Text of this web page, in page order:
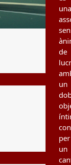
una
de
un
per
un